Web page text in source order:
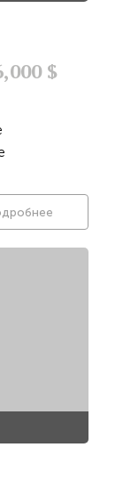
$